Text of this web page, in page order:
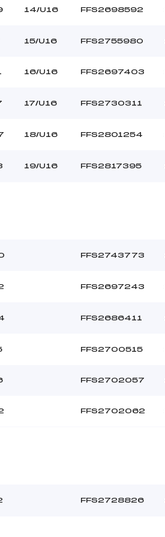
14/U16 FFS2698592
15/U16 FFS2755980
16/U16 FFS2697403
17/U16 FFS2730311
18/U16 FFS2801254
19/U16 FFS2817395
FFS2743773
FFS2697243
FFS2686411
FFS2700515
FFS2702057
FFS2702062
FFS2728826